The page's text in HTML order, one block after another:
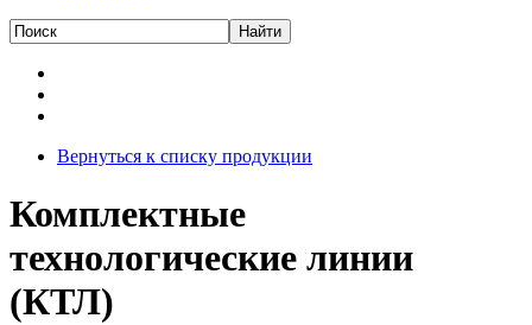
Вернуться к списку продукции
Комплектные
технологические линии
(КТЛ)